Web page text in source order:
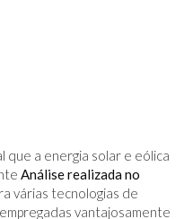
que a energia solar e eólica
Análise realizada no
várias tecnologias de
vantajosamente